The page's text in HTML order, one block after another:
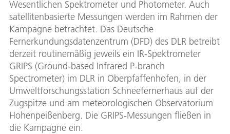
Wesentlichen Spektrometer und Photometer. Auch
satellitenbasierte Messungen werden im Rahmen der
Kampagne betrachtet. Das Deutsche
Fernerkundungsdatenzentrum (DFD) des DLR betreibt
derzeit routinemäßig jeweils ein IR-Spektrometer
GRIPS (Ground-based Infrared P-branch
Spectrometer) im DLR in Oberpfaffenhofen, in der
Umweltforschungsstation Schneefernerhaus auf der
Zugspitze und am meteorologischen Observatorium
Hohenpeißenberg. Die GRIPS-Messungen fließen in
die Kampagne ein.